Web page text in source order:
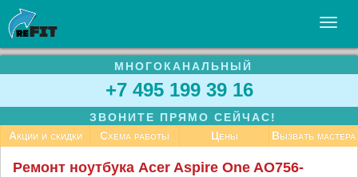
УСЛУГИ
БИЗНЕСУ
СТАТЬИ
МНОГОКАНАЛЬНЫЙ
+7 495 199 39 16
ЗВОНИТЕ ПРЯМО СЕЙЧАС!
Акции и скидки
Схема работы Цены Вызвать мастера
Ремонт ноутбука Acer Aspire One AO756-